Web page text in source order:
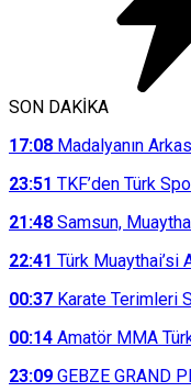
SON DAKİKA
17:08 Madalyanın
23:51 TKF’den Türk
21:48 Samsun,
22:41 Türk Muaythai’si
00:37 Karate Terimleri
00:14 Amatör MMA
23:09 GEBZE GRAND